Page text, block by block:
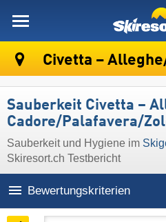
Civetta – Alleghe/​Selva di
Sauberkeit Civetta –
Cadore/​Palafavera/​
Sauberkeit und Hygiene im
Skiresort.ch Testbericht
Bewertungskriterien